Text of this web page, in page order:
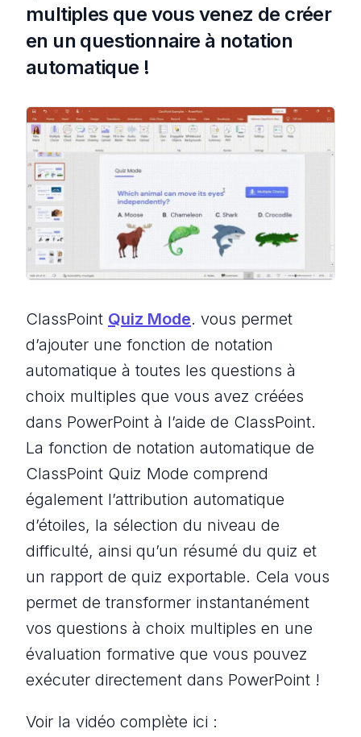
multiples que vous venez de créer
en un questionnaire à notation
automatique !
ClassPoint Quiz Mode. vous permet
d’ajouter une fonction de notation
automatique à toutes les questions à
choix multiples que vous avez créées
dans PowerPoint à l’aide de ClassPoint.
La fonction de notation automatique de
ClassPoint Quiz Mode comprend
également l’attribution automatique
d’étoiles, la sélection du niveau de
difficulté, ainsi qu’un résumé du quiz et
un rapport de quiz exportable. Cela vous
permet de transformer instantanément
vos questions à choix multiples en une
évaluation formative que vous pouvez
exécuter directement dans PowerPoint !
Voir la vidéo complète ici :